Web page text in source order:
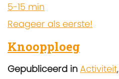
5-15 min
Reageer als eerste!
Knoopploeg
Gepubliceerd in Activiteit,